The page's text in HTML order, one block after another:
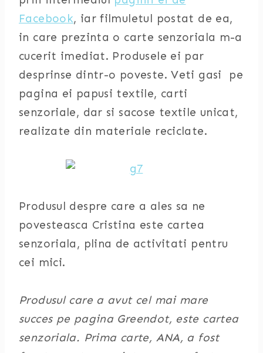
Facebook, iar filmuletul postat de ea,
in care prezinta o carte senzoriala m-a
cucerit imediat. Produsele ei par
desprinse dintr-o poveste. Veti gasi pe
pagina ei papusi textile, carti
senzoriale, dar si sacose textile unicat,
realizate din materiale reciclate.
Produsul despre care a ales sa ne
povesteasca Cristina este cartea
senzoriala, plina de activitati pentru
cei mici.
Produsul care a avut cel mai mare
succes pe pagina Greendot, este cartea
senzoriala. Prima carte, ANA, a fost